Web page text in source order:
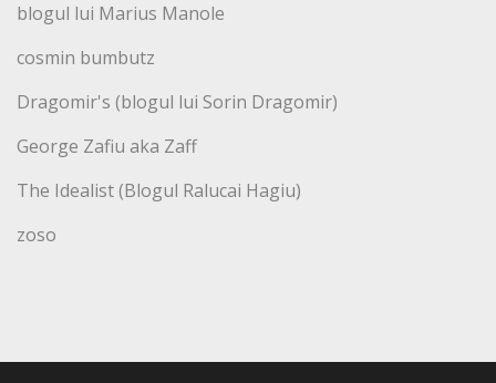
blogul lui Marius Manole
cosmin bumbutz
Dragomir's (blogul lui Sorin Dragomir)
George Zafiu aka Zaff
The Idealist (Blogul Ralucai Hagiu)
zoso